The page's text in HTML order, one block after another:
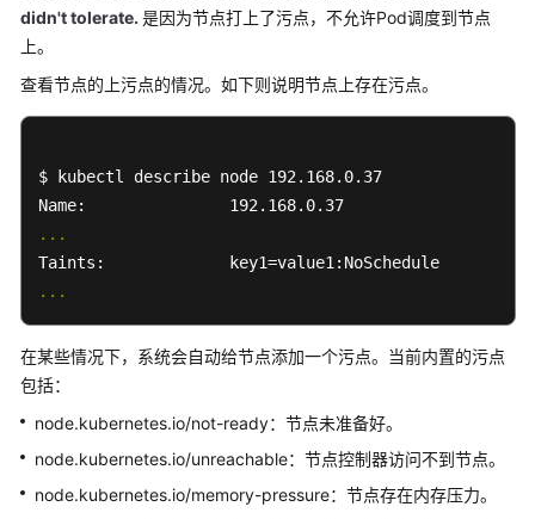
见
计
类
工
didn't tolerate. 是因为节点打上了污点，不允许Pod调度到节点
上。
查看节点的上污点的情况。如下则说明节点上存在污点。
$ kubectl describe node 192.168.0.37
...
...
在某些情况下，系统会自动给节点添加一个污点。当前内置的污点
包括：
node.kubernetes.io/not-ready：节点未准备好。
node.kubernetes.io/unreachable：节点控制器访问不到节点。
node.kubernetes.io/memory-pressure：节点存在内存压力。